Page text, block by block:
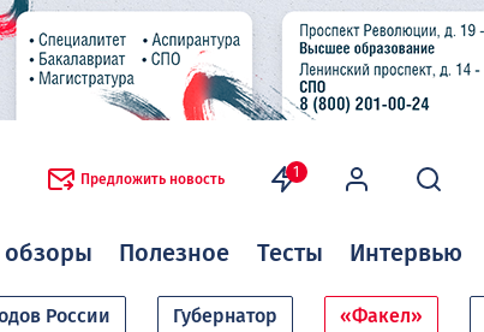
Предложить новость 1
обзоры Полезное Тесты Интервью
России Губернатор «Факел»